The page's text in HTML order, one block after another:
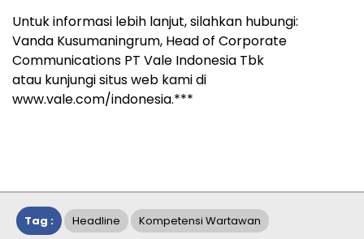
Untuk informasi lebih lanjut, silahkan hubungi:
Vanda Kusumaningrum, Head of Corporate
Communications PT Vale Indonesia Tbk
atau kunjungi situs web kami di
www.vale.com/indonesia.***
Tag : Headline Kompetensi Wartawan